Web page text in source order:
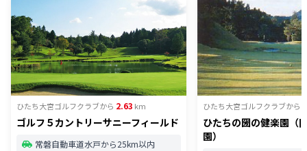
ひたち大宮ゴルフクラブから 2.63 km
ゴルフ５カントリーサニーフィールド
常磐自動車道水戸から25km以内
ひたち大宮ゴルフクラブから
ひたちの圀の健楽園（
園）